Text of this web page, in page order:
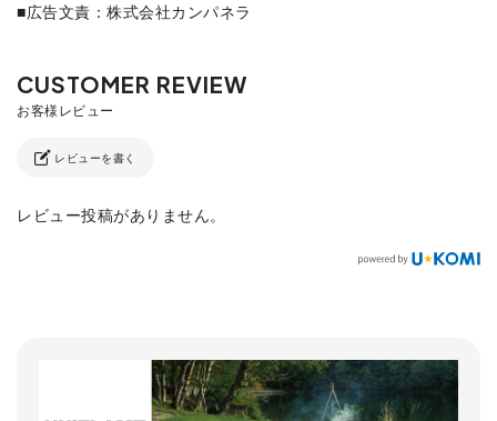
■広告文責：株式会社カンパネラ
レビューを書く
レビュー投稿がありません。